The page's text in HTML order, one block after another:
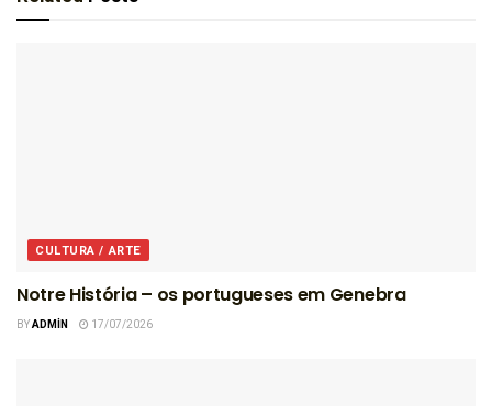
CULTURA / ARTE
Notre História – os portugueses em Genebra
BYADMIN 17/07/2026